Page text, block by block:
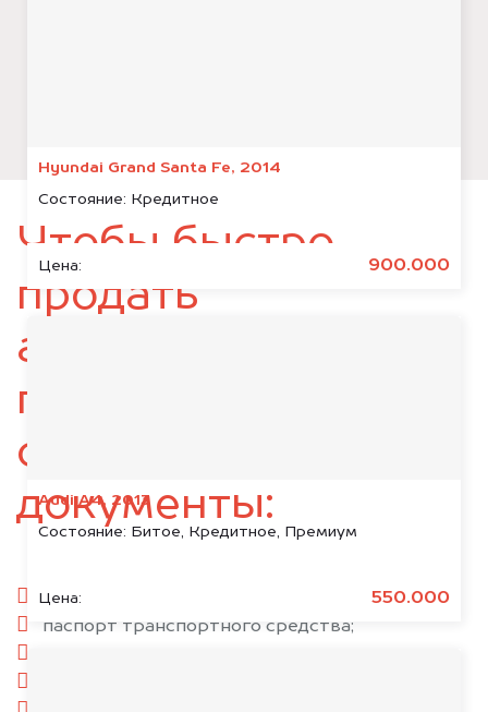
Hyundai Grand Santa Fe, 2014
Состояние: Кредитное
Цена: 900.000
Audi A4, 2013
Состояние: Битое, Кредитное, Премиум
Цена: 550.000
Чтобы быстро
продать
автомобиль,
подготовьте
следующие
документы:
паспорт гражданина РФ;
паспорт транспортного средства;